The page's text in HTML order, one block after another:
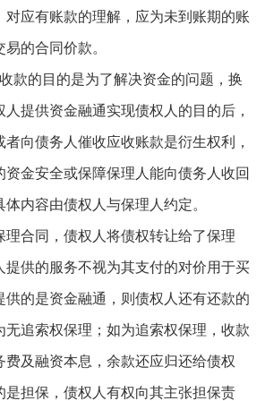
对应有账款的理解，应为未到账期的账
的合同价款。
款的目的是为了解决资金的问题，换
提供资金融通实现债权人的目的后，
向债务人催收应收账款是衍生权利，
资金安全或保障保理人能向债务人收回
内容由债权人与保理人约定。
理合同，债权人将债权转让给了保理
提供的服务不视为其支付的对价用于买
供的是资金融通，则债权人还有还款的
无追索权保理；如为追索权保理，收款
费及融资本息，余款还应归还给债权
是担保，债权人有权向其主张担保责